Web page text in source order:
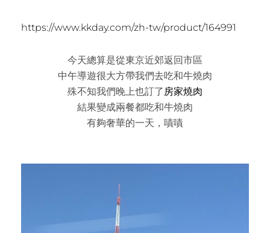
https://www.kkday.com/zh-tw/product/164991
今天總算是從東京近郊返回市區
中午導遊很大方帶我們去吃和牛燒肉
殊不知我們晚上也訂了房家燒肉
結果變成兩餐都吃和牛燒肉
有夠奢華的一天，嘖嘖